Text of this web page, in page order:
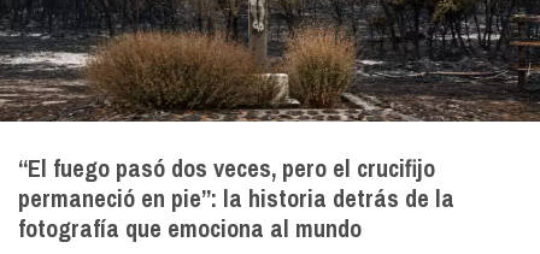
“El fuego pasó dos veces, pero el crucifijo
permaneció en pie”: la historia detrás de la
fotografía que emociona al mundo